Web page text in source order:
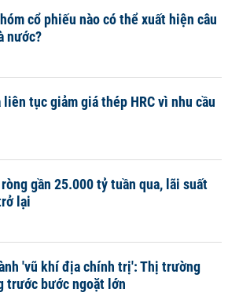
cổ phiếu nào có thể xuất hiện câu
nước?
liên tục giảm giá thép HRC vì nhu cầu
gần 25.000 tỷ tuần qua, lãi suất
lại
'vũ khí địa chính trị': Thị trường
trước bước ngoặt lớn